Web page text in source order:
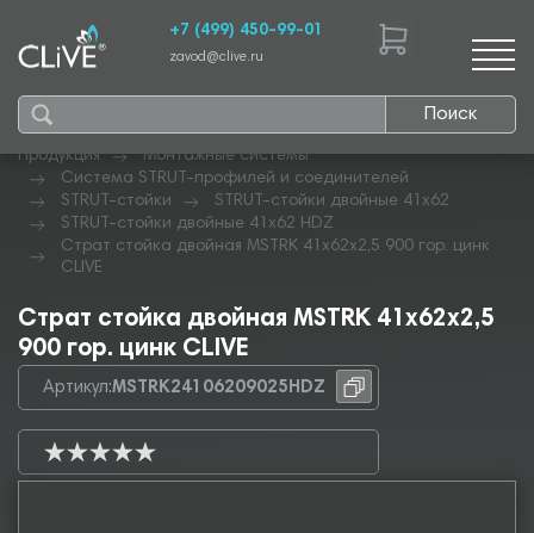
Поиск
+7 (499) 450-99-01
zavod@clive.ru
Продукция
Монтажные системы
Система STRUT-профилей и соединителей
STRUT-стойки
STRUT-стойки двойные 41х62
STRUT-стойки двойные 41х62 HDZ
Страт стойка двойная MSTRK 41х62х2,5 900 гор. цинк
CLIVE
Страт стойка двойная MSTRK 41х62х2,5
900 гор. цинк CLIVE
Артикул:MSTRK24106209025HDZ